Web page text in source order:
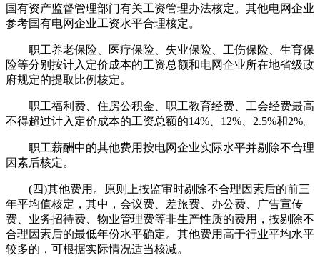
国有资产监督管理部门有关工资管理办法核定。其他电网企业
参考国有电网企业工资水平合理核定。
职工养老保险、医疗保险、失业保险、工伤保险、生育保
险等分别按计入定价成本的工资总额和电网企业所在地省级政
府规定的提取比例核定。
职工福利费、住房公积金、职工教育经费、工会经费最高
不得超过计入定价成本的工资总额的14%、12%、2.5%和2%。
职工薪酬中的其他费用按电网企业实际水平并剔除不合理
因素后核定。
(四)其他费用。原则上按监审时剔除不合理因素后的前三
年平均值核定，其中，会议费、差旅费、办公费、广告宣传
费、业务招待费、物业管理费等非生产性质的费用，按剔除不
合理因素后的最低年份水平确定。其他费用高于行业平均水平
较多的，可根据实际情况适当核减。